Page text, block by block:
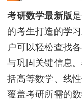
考研数学最新版
的考生打造的学
户可以轻松查找
与巩固关键信息
括高等数学、线
覆盖考研所需的